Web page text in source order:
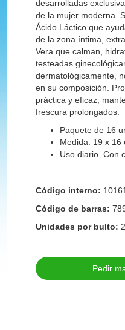
desarrolladas
de la mujer moderna.
Ácido Láctico que
de la zona íntima,
Vera que calman,
testeadas
dermatológicamente,
en su composición.
práctica y eficaz,
frescura prolongados.
Paquete de 16
Medida: 19 x 16
Uso diario. Con
Código interno:
Código de barras:
Unidades por bulto:
Pedir